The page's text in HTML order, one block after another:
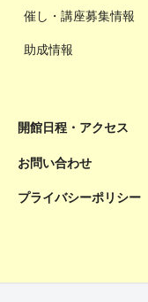
催し・講座募集情報
助成情報
開館日程・アクセス
お問い合わせ
プライバシーポリシー